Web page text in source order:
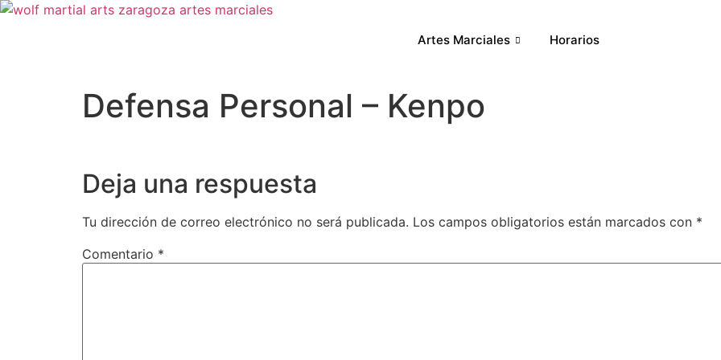
Artes Marciales Horarios
Defensa Personal – Kenpo
Deja una respuesta
Tu dirección de correo electrónico no será publicada. Los campos obligatorios están marcados con *
Comentario *